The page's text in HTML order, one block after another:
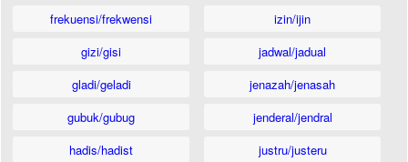
frekuensi/frekwensi
gizi/gisi
gladi/geladi
gubuk/gubug
hadis/hadist
izin/ijin
jadwal/jadual
jenazah/jenasah
jenderal/jendral
justru/justeru